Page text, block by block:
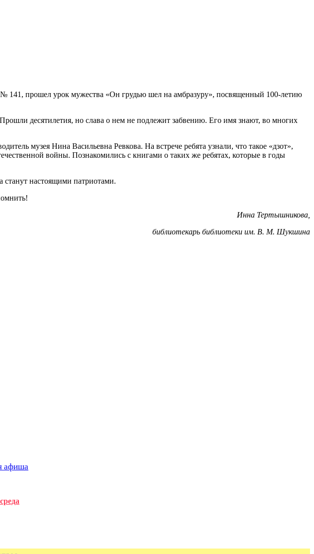
141, прошел урок мужества «Он грудью шел на амбразуру», посвященный 100-летию
десятилетия, но слава о нем не подлежит забвению. Его имя знают, во многих
музея Нина Васильевна Ревкова. На встрече ребята узнали, что такое «дзот»,
войны. Познакомились с книгами о таких же ребятах, которые в годы
станут настоящими патриотами.
Инна Тертышникова,
библиотекарь библиотеки им. В. М. Шукшина
афиша